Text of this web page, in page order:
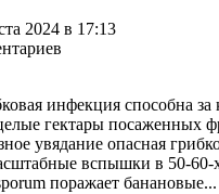
2024 в 17:13
инфекция способна за
гектары посаженных
увядание опасная
вспышки в 50-60-
поражает банановые...